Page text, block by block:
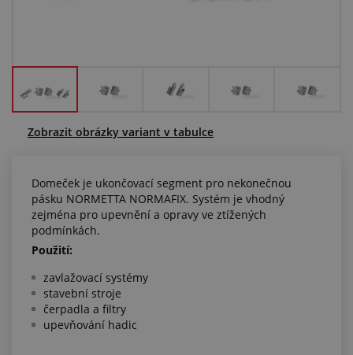
O nás a kariéra
Zobrazit obrázky variant v tabulce
Domeček je ukončovací segment pro nekonečnou
pásku NORMETTA NORMAFIX. Systém je vhodný
zejména pro upevnění a opravy ve ztížených
podmínkách.
Použití:
zavlažovací systémy
stavební stroje
čerpadla a filtry
upevňování hadic